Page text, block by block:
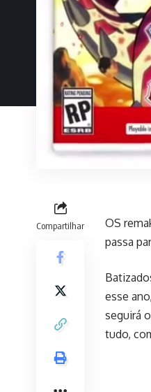
Compartilhar
OS
passa
esse
seguirá
tudo,